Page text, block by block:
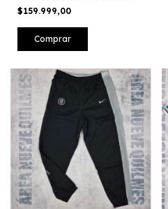
amarilla
$159.999,00
Comprar